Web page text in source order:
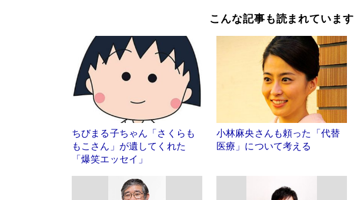
こんな記事も読まれています
ちびまる子ちゃん「さくらも
もこさん」が遺してくれた
「爆笑エッセイ」
小林麻央さんも頼った「代替
医療」について考える